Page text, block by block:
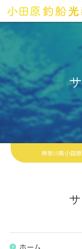
神奈川県小田
ホーム